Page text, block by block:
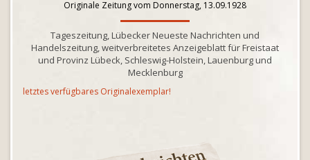
Originale Zeitung vom Donnerstag, 13.09.1928
Tageszeitung, Lübecker Neueste Nachrichten und
Handelszeitung, weitverbreitetes Anzeigeblatt für Freistaat
und Provinz Lübeck, Schleswig-Holstein, Lauenburg und
Mecklenburg
letztes verfügbares Originalexemplar!